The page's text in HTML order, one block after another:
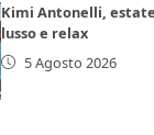
Kimi Antonelli,
lusso e relax
5 Agosto 2026